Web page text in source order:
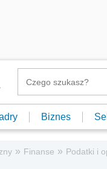
Biznes
» Finanse » Podatki i